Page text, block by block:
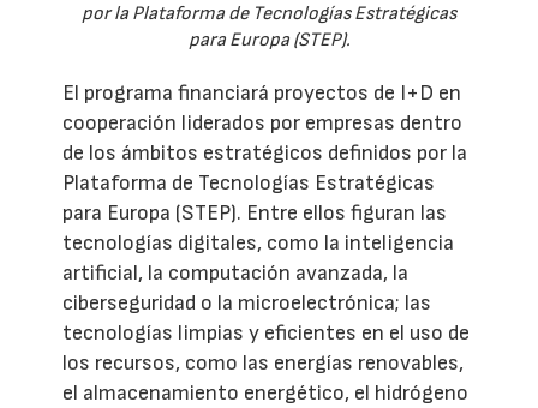
por la Plataforma de Tecnologías Estratégicas
para Europa (STEP).
El programa financiará proyectos de I+D en
cooperación liderados por empresas dentro
de los ámbitos estratégicos definidos por la
Plataforma de Tecnologías Estratégicas
para Europa (STEP). Entre ellos figuran las
tecnologías digitales, como la inteligencia
artificial, la computación avanzada, la
ciberseguridad o la microelectrónica; las
tecnologías limpias y eficientes en el uso de
los recursos, como las energías renovables,
el almacenamiento energético, el hidrógeno